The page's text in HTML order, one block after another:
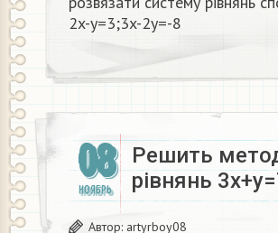
2x-y=3;3x-2y=-8
08
НОЯБРЬ
Решить
рівнянь
Автор: artyrboy08